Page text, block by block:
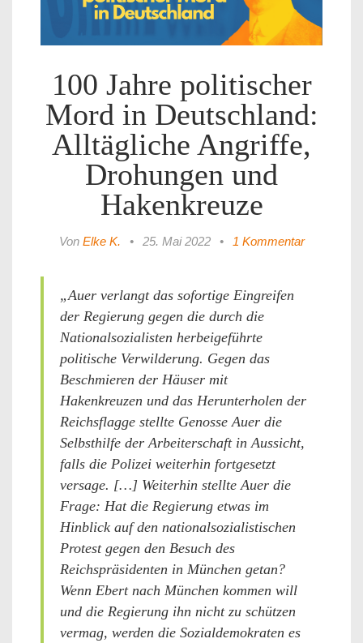
100 Jahre politischer
Mord in Deutschland:
Alltägliche Angriffe,
Drohungen und
Hakenkreuze
Von Elke K. • 25. Mai 2022 • 1 Kommentar
„Auer verlangt das sofortige Eingreifen
der Regierung gegen die durch die
Nationalsozialisten herbeigeführte
politische Verwilderung. Gegen das
Beschmieren der Häuser mit
Hakenkreuzen und das Herunterholen der
Reichsflagge stellte Genosse Auer die
Selbsthilfe der Arbeiterschaft in Aussicht,
falls die Polizei weiterhin fortgesetzt
versage. […] Weiterhin stellte Auer die
Frage: Hat die Regierung etwas im
Hinblick auf den nationalsozialistischen
Protest gegen den Besuch des
Reichspräsidenten in München getan?
Wenn Ebert nach München kommen will
und die Regierung ihn nicht zu schützen
vermag, werden die Sozialdemokraten es